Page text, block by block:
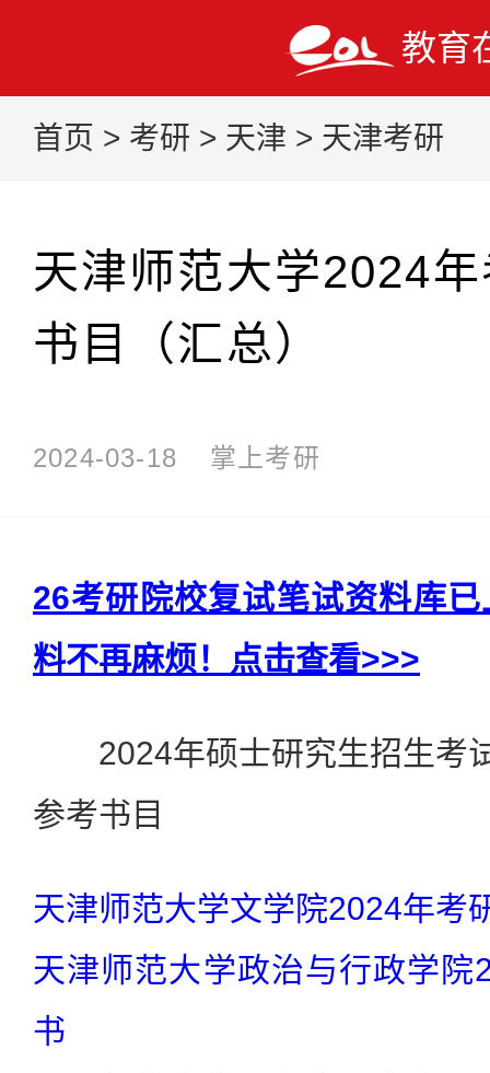
教育
首页 > 考研 > 天津 > 天津考研
天津师范大学2024
书目（汇总）
2024-03-18 掌上考研
26考研院校复试笔试资料库
料不再麻烦！点击查看>>>
2024年硕士研究生招生考
参考书目
天津师范大学文学院2024年考
天津师范大学政治与行政学院
书